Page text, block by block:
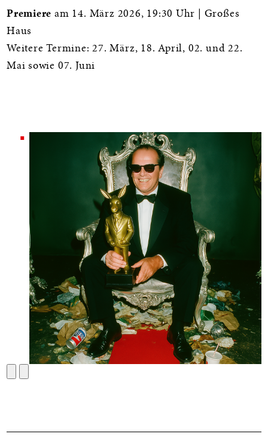
Premieream 14. März 2026, 19:30 Uhr | Großes
Haus
Weitere Termine: 27. März, 18. April, 02. und 22.
Mai sowie 07. Juni